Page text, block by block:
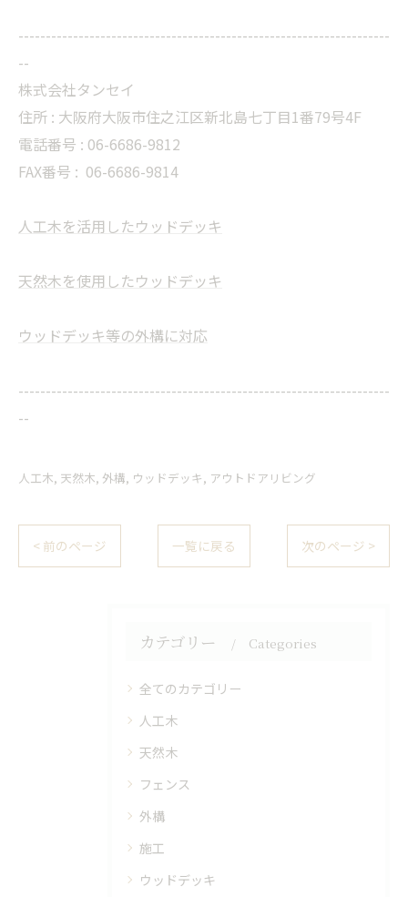
--------------------------------------------------------------------
--
株式会社タンセイ
住所 : 大阪府大阪市住之江区新北島七丁目1番79号4F
電話番号 : 06-6686-9812
FAX番号 : 06-6686-9814
人工木を活用したウッドデッキ
天然木を使用したウッドデッキ
ウッドデッキ等の外構に対応
--------------------------------------------------------------------
--
人工木 天然木 外構 ウッドデッキ アウトドアリビング
< 前のページ 一覧に戻る 次のページ >
カテゴリー Categories
全てのカテゴリー
人工木
天然木
フェンス
外構
施工
ウッドデッキ